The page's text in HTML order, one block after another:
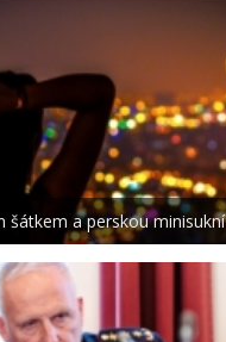
šátkem a perskou minisukní